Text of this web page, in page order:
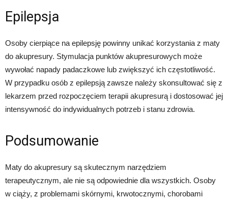
Epilepsja
Osoby cierpiące na epilepsję powinny unikać korzystania z maty
do akupresury. Stymulacja punktów akupresurowych może
wywołać napady padaczkowe lub zwiększyć ich częstotliwość.
W przypadku osób z epilepsją zawsze należy skonsultować się z
lekarzem przed rozpoczęciem terapii akupresurą i dostosować jej
intensywność do indywidualnych potrzeb i stanu zdrowia.
Podsumowanie
Maty do akupresury są skutecznym narzędziem
terapeutycznym, ale nie są odpowiednie dla wszystkich. Osoby
w ciąży, z problemami skórnymi, krwotocznymi, chorobami